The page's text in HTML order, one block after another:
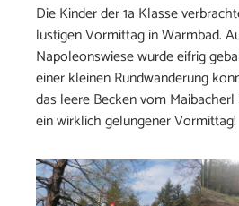
Die Kinder der 1a Klasse
lustigen Vormittag in Warmbad.
Napoleonswiese wurde eifrig
einer kleinen Rundwanderung
das leere Becken vom
ein wirklich gelungener Vormittag!